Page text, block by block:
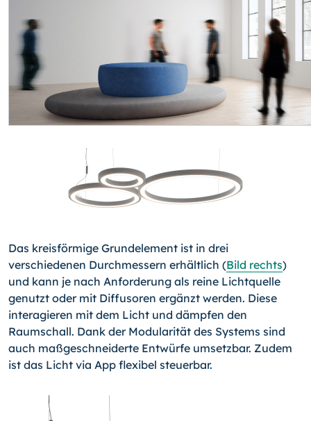
Das kreisförmige Grundelement ist in drei
verschiedenen Durchmessern erhältlich (Bild rechts)
und kann je nach Anforderung als reine Lichtquelle
genutzt oder mit Diffusoren ergänzt werden. Diese
interagieren mit dem Licht und dämpfen den
Raumschall. Dank der Modularität des Systems sind
auch maßgeschneiderte Entwürfe umsetzbar. Zudem
ist das Licht via App flexibel steuerbar.